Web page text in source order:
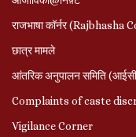
राजभाषा कॉर्नर (Rajbhasha
छात्र मामले
आंतरिक अनुपालन समिति
Complaints of caste
Vigilance Corner